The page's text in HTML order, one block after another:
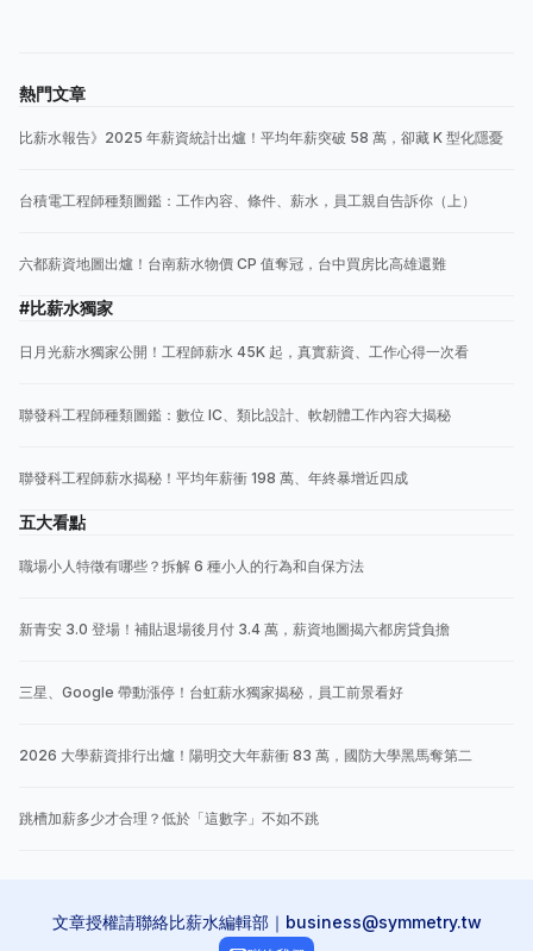
熱門文章
比薪水報告》2025 年薪資統計出爐！平均年薪突破 58 萬，卻藏 K 型化隱憂
台積電工程師種類圖鑑：工作內容、條件、薪水，員工親自告訴你（上）
六都薪資地圖出爐！台南薪水物價 CP 值奪冠，台中買房比高雄還難
#比薪水獨家
日月光薪水獨家公開！工程師薪水 45K 起，真實薪資、工作心得一次看
聯發科工程師種類圖鑑：數位 IC、類比設計、軟韌體工作內容大揭秘
聯發科工程師薪水揭秘！平均年薪衝 198 萬、年終暴增近四成
五大看點
職場小人特徵有哪些？拆解 6 種小人的行為和自保方法
新青安 3.0 登場！補貼退場後月付 3.4 萬，薪資地圖揭六都房貸負擔
三星、Google 帶動漲停！台虹薪水獨家揭秘，員工前景看好
2026 大學薪資排行出爐！陽明交大年薪衝 83 萬，國防大學黑馬奪第二
跳槽加薪多少才合理？低於「這數字」不如不跳
文章授權請聯絡比薪水編輯部｜business@symmetry.tw